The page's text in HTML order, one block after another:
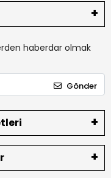
haberdar olmak
Gönder